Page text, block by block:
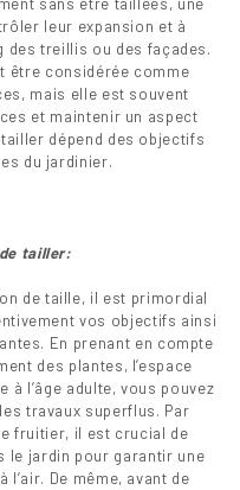
leur expansion et à
des treillis ou des façades.
être considérée comme
mais elle est souvent
et maintenir un aspect
dépend des objectifs
du jardinier.
tailler:
de taille, il est primordial
vos objectifs ainsi
En prenant en compte
des plantes, l’espace
l’âge adulte, vous pouvez
travaux superflus. Par
fruitier, il est crucial de
le jardin pour garantir une
De même, avant de